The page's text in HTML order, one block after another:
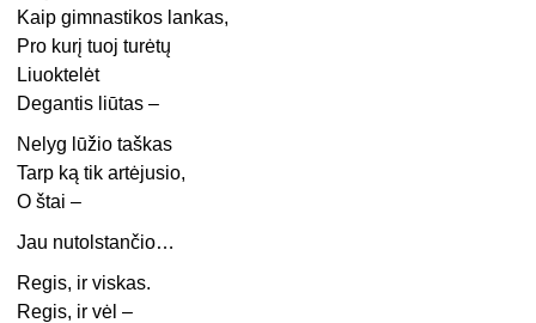
Kaip gimnastikos lankas,
Pro kurį tuoj turėtų
Liuoktelėt
Degantis liūtas –
Nelyg lūžio taškas
Tarp ką tik artėjusio,
O štai –
Jau nutolstančio…
Regis, ir viskas.
Regis, ir vėl –